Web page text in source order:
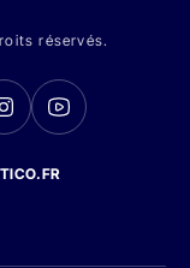
réservés.